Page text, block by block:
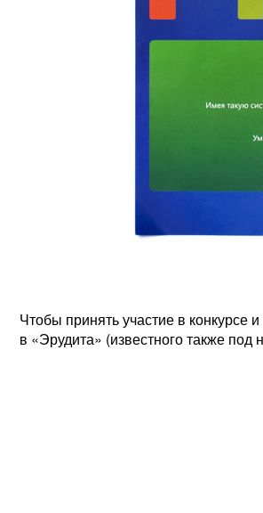
Чтобы принять участие в конкурсе
в «Эрудита» (известного также под